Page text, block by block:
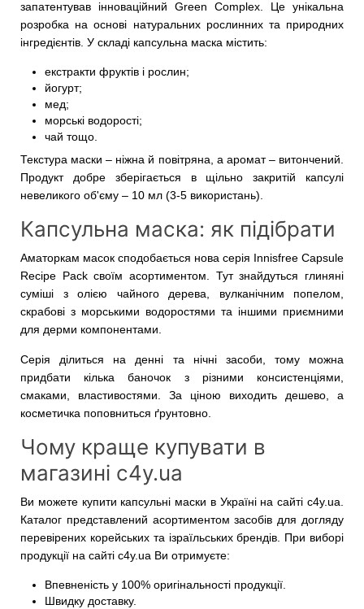
запатентував інноваційний Green Complex. Це унікальна
розробка на основі натуральних рослинних та природних
інгредієнтів. У складі капсульна маска містить:
екстракти фруктів і рослин;
йогурт;
мед;
морські водорості;
чай тощо.
Текстура маски – ніжна й повітряна, а аромат – витончений.
Продукт добре зберігається в щільно закритій капсулі
невеликого об'єму – 10 мл (3-5 використань).
Капсульна маска: як підібрати
Аматоркам масок сподобається нова серія Innisfree Capsule
Recipe Pack своїм асортиментом. Тут знайдуться глиняні
суміші з олією чайного дерева, вулканічним попелом,
скрабові з морськими водоростями та іншими приємними
для дерми компонентами.
Серія ділиться на денні та нічні засоби, тому можна
придбати кілька баночок з різними консистенціями,
смаками, властивостями. За ціною виходить дешево, а
косметичка поповниться ґрунтовно.
Чому краще купувати в
магазині c4y.ua
Ви можете купити капсульні маски в Україні на сайті c4y.ua.
Каталог представлений асортиментом засобів для догляду
перевірених корейських та ізраїльських брендів. При виборі
продукції на сайті c4y.ua Ви отримуєте:
Впевненість у 100% оригінальності продукції.
Швидку доставку.